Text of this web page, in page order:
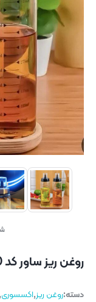
روغن ریز ساور کد 1060 (سایز بزرگ)
دسته:روغن ریز,اکسسوری,